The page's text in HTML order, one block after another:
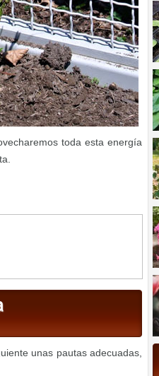
toda esta energía
unas pautas adecuadas,